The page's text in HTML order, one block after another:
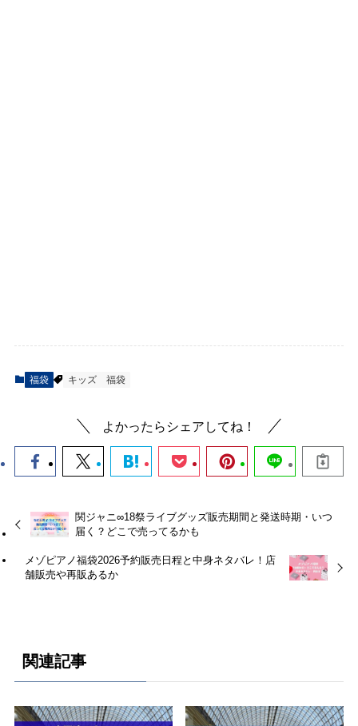
福袋 キッズ 福袋
よかったらシェアしてね！
関ジャニ∞18祭ライブグッズ販売期間と発送時期・いつ
届く？どこで売ってるかも
メゾピアノ福袋2026予約販売日程と中身ネタバレ！店
舗販売や再販あるか
関連記事